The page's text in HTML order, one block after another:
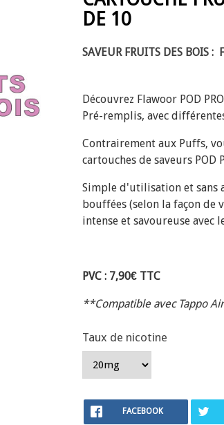
DE 10
SAVEUR FRUITS DES
Découvrez Flawoor POD
Pré-remplis, avec
Contrairement aux Puffs,
cartouches de saveurs
Simple d'utilisation et sans
bouffées (selon la façon
intense et savoureuse avec
PVC : 7,90€ TTC
**Compatible avec Tappo
Taux de nicotine
FACEBOOK